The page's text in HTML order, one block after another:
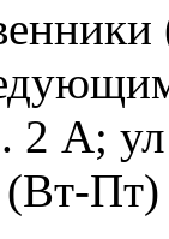
2 А;
(Вт-Пт)